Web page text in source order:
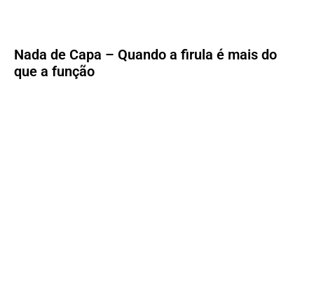
Nada de Capa – Quando a firula é mais do
que a função